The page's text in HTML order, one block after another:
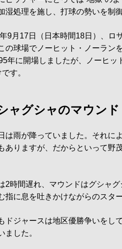
湿処理を施し、打球の勢いを制
9月17日（日本時間18日）、ロ
の球場でノーヒット・ノーラン
年に開場しましたが、ノーヒ
す。
ャグシャのマウンド
は雨が降っていました。それに
ありますが、だからといって野
時間遅れ、マウンドはグシャグ
指に息を吐きかけながらのスタ
ドジャースは地区優勝争いをし
ました。